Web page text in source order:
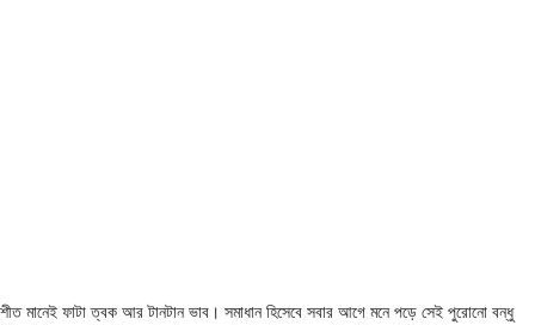
শীত মানেই ফাটা ত্বক আর টানটান ভাব। সমাধান হিসেবে সবার আগে মনে পড়ে সেই পুরোনো বন্ধু